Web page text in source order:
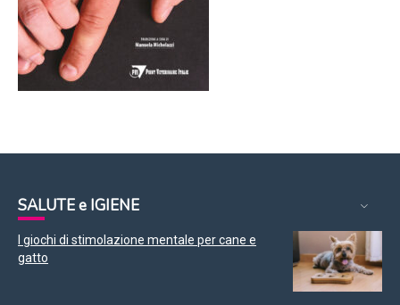
SALUTE e IGIENE
I giochi di stimolazione mentale per cane e
gatto